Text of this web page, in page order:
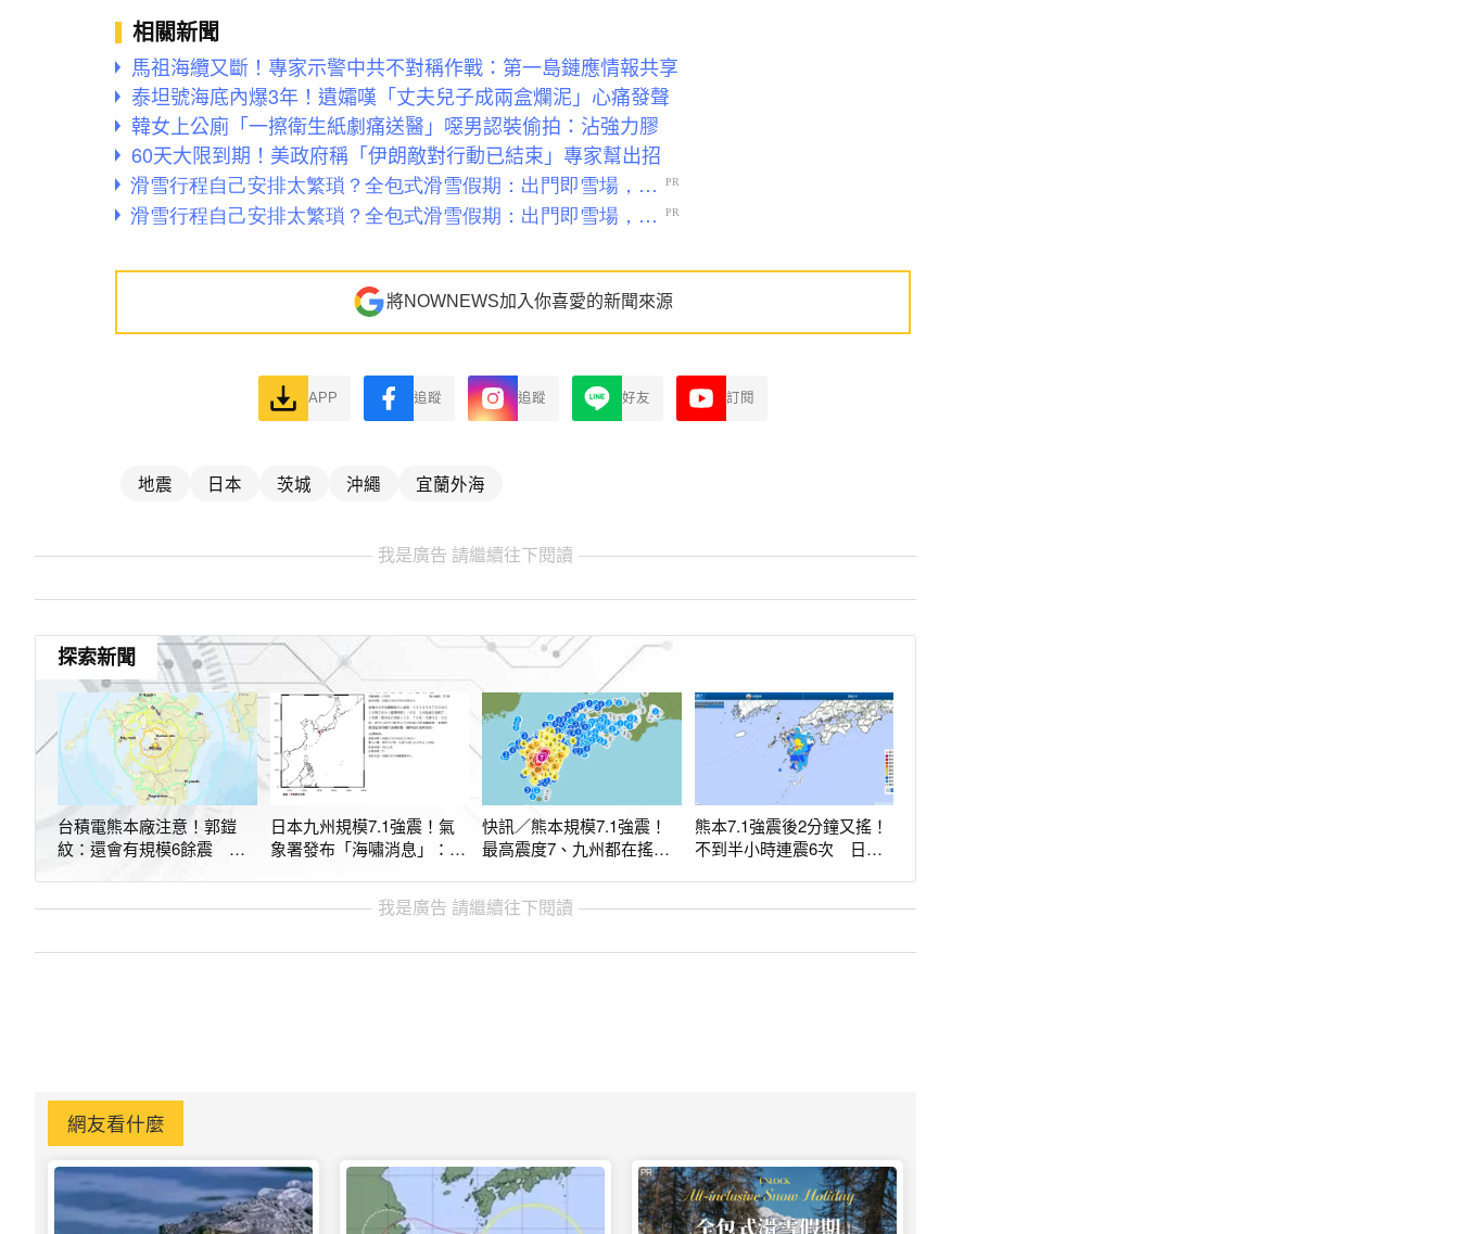
相關新聞
馬祖海纜又斷！專家示警中共不對稱作戰：第一島鏈應情報共享
泰坦號海底內爆3年！遺孀嘆「丈夫兒子成兩盒爛泥」心痛發聲
韓女上公廁「一擦衛生紙劇痛送醫」噁男認裝偷拍：沾強力膠
60天大限到期！美政府稱「伊朗敵對行動已結束」專家幫出招
將NOWNEWS加入你喜愛的新聞來源
APP 追蹤 追蹤 好友 訂閱
地震 日本 茨城 沖繩 宜蘭外海
我是廣告 請繼續往下閱讀
探索新聞
台積電熊本廠注意！郭鎧
紋：還會有規模6餘震 阿
日本九州規模7.1強震！氣
象署發布「海嘯消息」：需
快訊／熊本規模7.1強震！
最高震度7、九州都在搖
熊本7.1強震後2分鐘又搖！
不到半小時連震6次 日政
我是廣告 請繼續往下閱讀
網友看什麼
PR